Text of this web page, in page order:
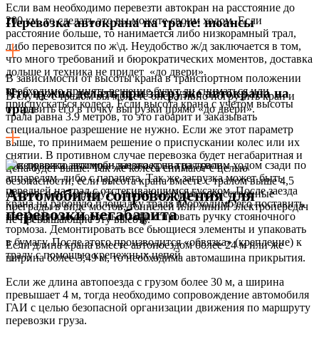
Если вам необходимо перевезти автокран на расстояние до
200 км, то сделать это вы можете своим ходом. Если
расстояние больше, то нанимается либо низкорамный трал,
либо перевозится по ж\д. Неудобство ж/д заключается в том,
что много требований и бюрократических моментов, доставка
дольше и техника не придет «до двери».
В случае с тралом вы можете оперативно погрузить кран и
отправить его в точку выгрузки прямо «до двери».
Перевозка автокрана на трале: нюансы
В зависимости от высоты крана в транспортном положении
необходимо принять решение будут ли сниматься или
приспускаться колеса. Если высота крана с учетом высоты
трала равна 3.9 метров, то это габарит и заказывать
специальное разрешение не нужно. Если же этот параметр
выше, то принимаем решение о приспускании колес или их
снятии. В противном случае перевозка будет негабаритная и
цена будет выше. Так же колеса снимают с целью
безопасности, если высота крана вместе с тралом выше 4,5
метров, а по маршруту движения будут искусственные
преграды в виде мостов, тоннелей или линий электропередач
не превышающие эту высоту.
Что нужно делать при загрузке автокрана на
трал
Как правило автокран заезжает на трал своим ходом сзади по
аппарелям, либо с парапета. Так же загрузка может быть
передней на трал с отстегивающимся гусаком. После заезда
крана на рабочую площадку трала необходимо его поставить
на переднюю скорость и зафиксировать ручку стояночного
тормоза. Демонтировать все бьющиеся элементы и упаковать
в бумагу. После этого производится «обвязка» (крепление) к
тралу с помощью крепежных цепей
Автомобили сопровождениядля
перевозки негабарита
Если длина крана вместе автопоездом более 24 м или же
ширина более 3,49 м,то необходима автомашина прикрытия.
Если же длина автопоезда c грузом более 30 м, а ширина
превышает 4 м, тогда необходимо сопровождение автомобиля
ГАИ с целью безопасной организации движения по маршруту
перевозки груза.